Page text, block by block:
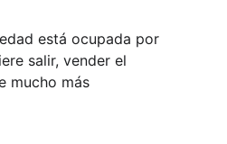
está ocupada por
salir, vender el
mucho más